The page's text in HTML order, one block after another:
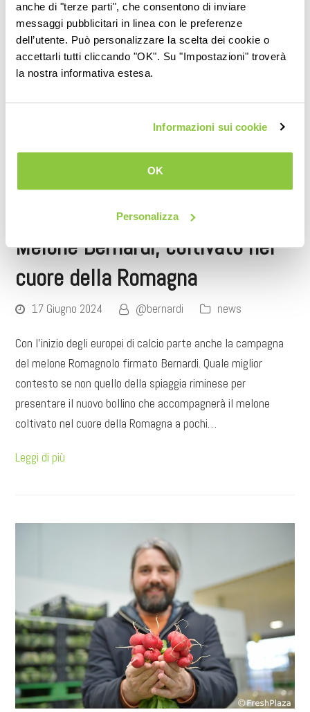
anche di "terze parti", che consentono di inviare
messaggi pubblicitari in linea con le preferenze
dell’utente. Può personalizzare la scelta dei cookie o
accettarli tutti cliccando "OK". Su "Impostazioni" troverà
la nostra informativa estesa.
Informazioni sui cookie
OK
Personalizza
Melone Bernardi, coltivato nel
cuore della Romagna
17 Giugno 2024 @bernardi news
Con l’inizio degli europei di calcio parte anche la campagna
del melone Romagnolo firmato Bernardi. Quale miglior
contesto se non quello della spiaggia riminese per
presentare il nuovo bollino che accompagnerà il melone
coltivato nel cuore della Romagna a pochi…
Leggi di più